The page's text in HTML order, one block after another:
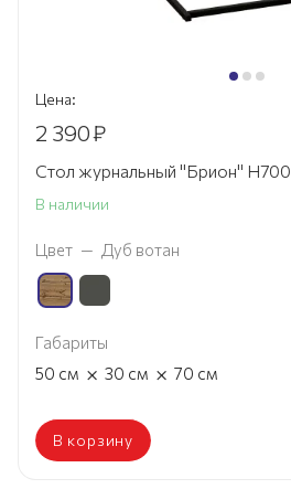
Цена:
2 390₽
Стол журнальный "Брион" H700
В наличии
Цвет — Дуб вотан
Габариты
50 см × 30 см × 70 см
В корзину